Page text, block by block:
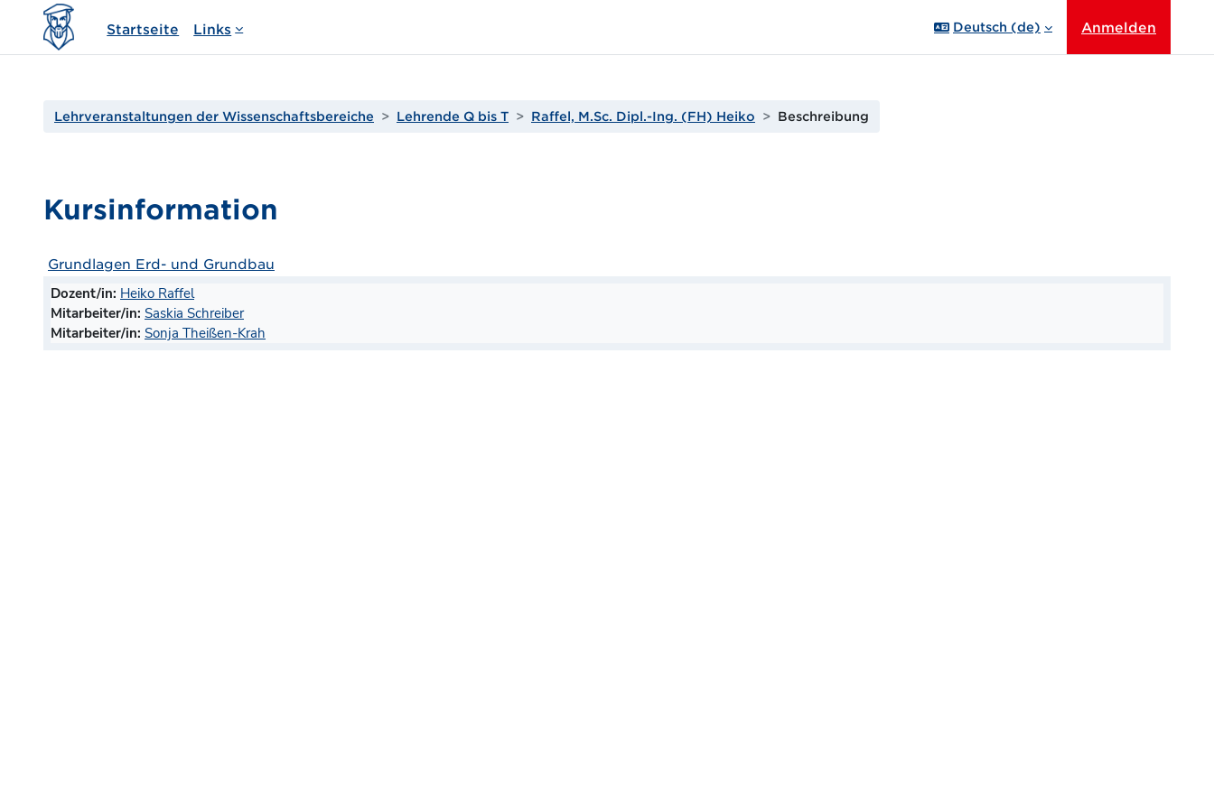
Zum Hauptinhalt
Startseite Links Deutsch ‎(de)‎ Anmelden
Lehrveranstaltungen der Wissenschaftsbereiche Lehrende Q bis T Raffel, M.Sc. Dipl.-Ing. (FH) Heiko Beschreibung
Kursinformation
Grundlagen Erd- und Grundbau
Dozent/in: Heiko Raffel
Mitarbeiter/in: Saskia Schreiber
Mitarbeiter/in: Sonja Theißen-Krah